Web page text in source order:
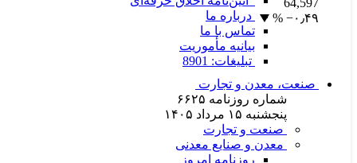
64,597
‎−۰٫۴۹ %
درباره ما
تماس با ما
بیانیه مأموریت
تبلیغات: 8901
صنعت، معدن و تجارت
شماره روزنامه ۶۶۲۵
پنجشنبه ۱۵ مرداد ۱۴۰۵
صنعت و تجارت
معدن و صنایع معدنی
روزنامه امروز